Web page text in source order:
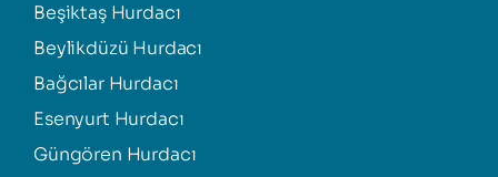
Beşiktaş Hurdacı
Beylikdüzü Hurdacı
Bağcılar Hurdacı
Esenyurt Hurdacı
Güngören Hurdacı